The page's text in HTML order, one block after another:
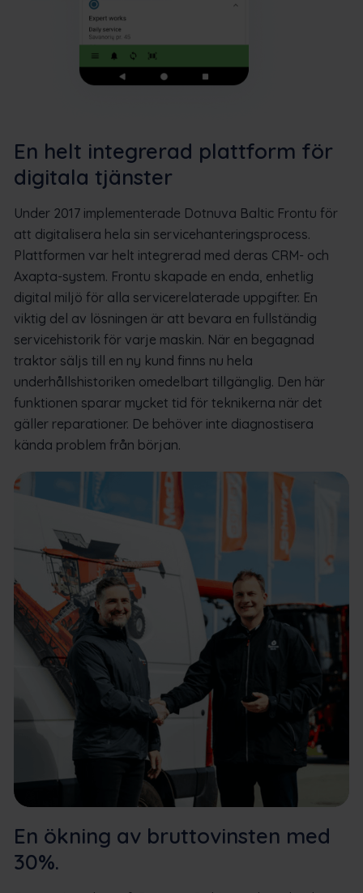
En helt integrerad plattform för
digitala tjänster
Under 2017 implementerade Dotnuva Baltic Frontu för
att digitalisera hela sin servicehanteringsprocess.
Plattformen var helt integrerad med deras CRM- och
Axapta-system. Frontu skapade en enda, enhetlig
digital miljö för alla servicerelaterade uppgifter. En
viktig del av lösningen är att bevara en fullständig
servicehistorik för varje maskin. När en begagnad
traktor säljs till en ny kund finns nu hela
underhållshistoriken omedelbart tillgänglig. Den här
funktionen sparar mycket tid för teknikerna när det
gäller reparationer. De behöver inte diagnostisera
kända problem från början.
En ökning av bruttovinsten med
30%.